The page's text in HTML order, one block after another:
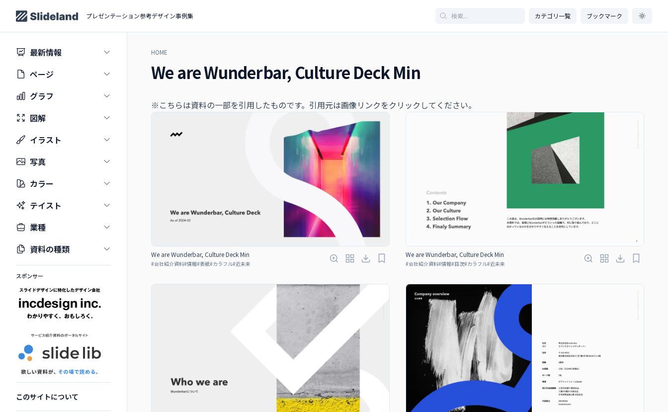
プレゼンテーション参考デザイン事例集 カテゴリ一覧 ブックマーク
最新情報
ページ
グラフ
図解
イラスト
写真
カラー
テイスト
業種
資料の種類
スポンサー
このサイトについて
HOME
We are Wunderbar, Culture Deck Min
※こちらは資料の一部を引用したものです。引用元は画像リンクをクリックしてください。
We are Wunderbar, Culture Deck Min
#会社紹介資料#情報#表紙#カラフル#近未来
We are Wunderbar, Culture Deck Min
#会社紹介資料#情報#目次#カラフル#近未来